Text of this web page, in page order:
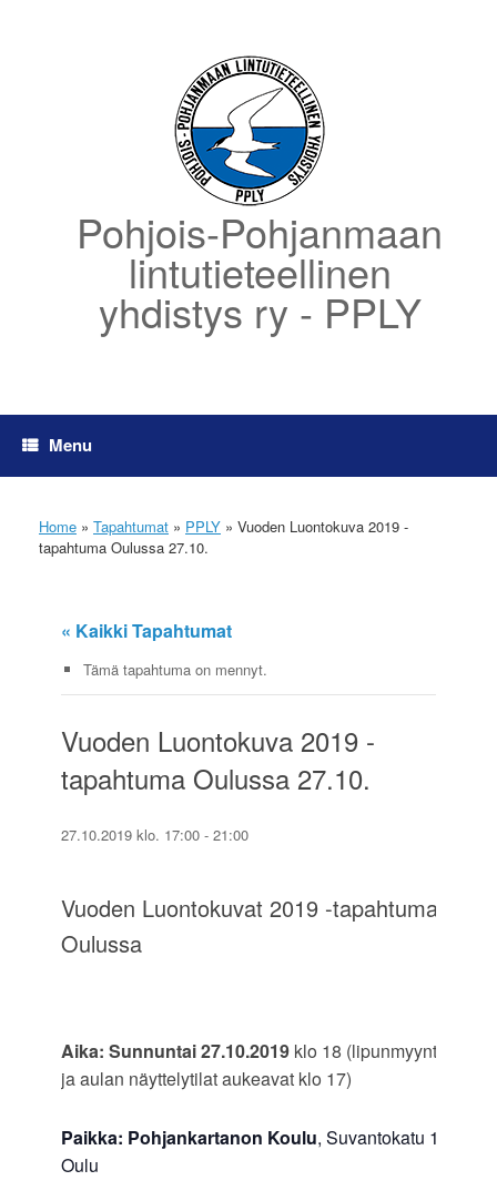
Pohjois-Pohjanmaan
lintutieteellinen
yhdistys ry - PPLY
Menu
Home » Tapahtumat » PPLY » Vuoden Luontokuva 2019 -
tapahtuma Oulussa 27.10.
« Kaikki Tapahtumat
Tämä tapahtuma on mennyt.
Vuoden Luontokuva 2019 -
tapahtuma Oulussa 27.10.
27.10.2019 klo. 17:00 - 21:00
Vuoden Luontokuvat 2019 -tapahtuma
Oulussa
Aika: Sunnuntai 27.10.2019 klo 18 (lipunmyynti
ja aulan näyttelytilat aukeavat klo 17)
Paikka: Pohjankartanon Koulu, Suvantokatu 1,
Oulu